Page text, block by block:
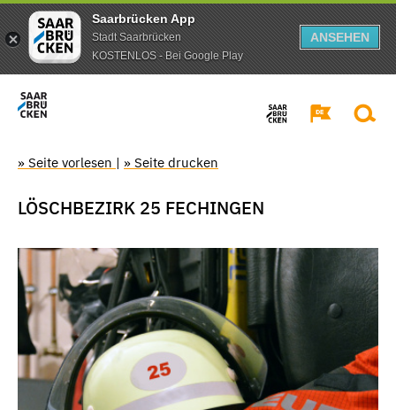
Saarbrücken App
Stadt Saarbrücken
KOSTENLOS - Bei Google Play
ANSEHEN
» Seite vorlesen | » Seite drucken
LÖSCHBEZIRK 25 FECHINGEN